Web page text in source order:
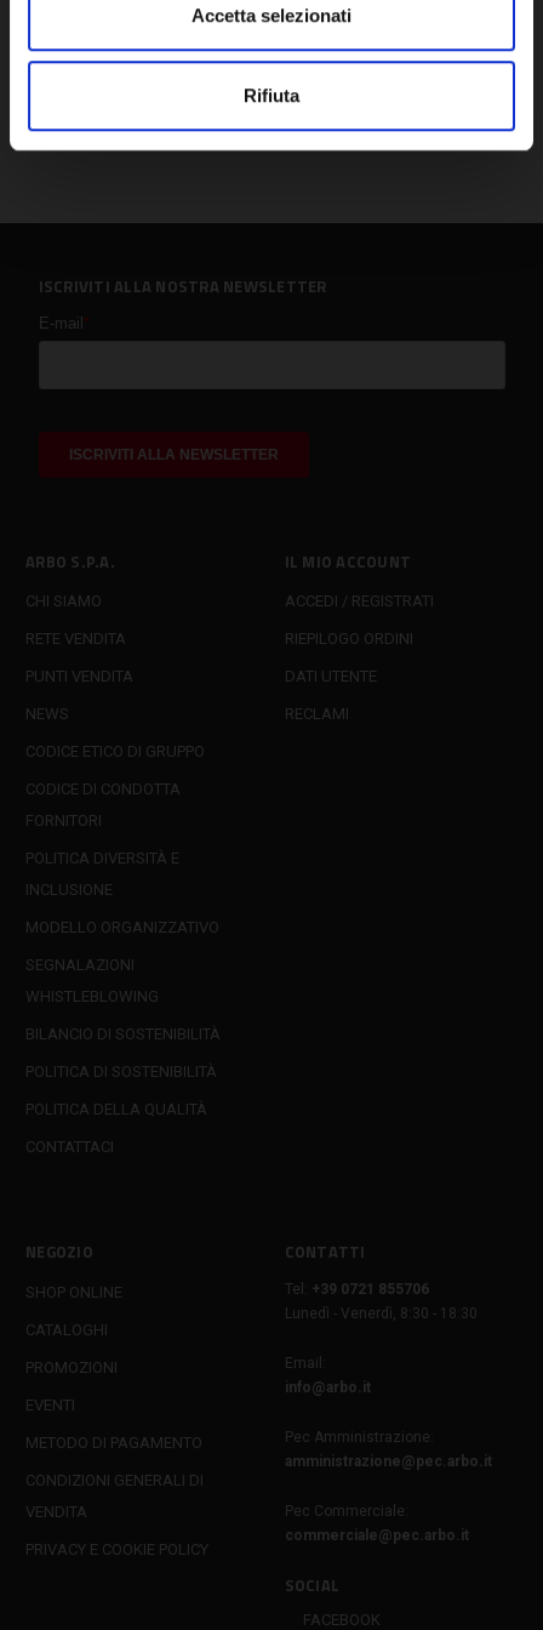
Accetta selezionati
Rifiuta
ARBO S.P.A.
CHI SIAMO
RETE VENDITA
PUNTI VENDITA
NEWS
CODICE ETICO DI GRUPPO
CODICE DI CONDOTTA
FORNITORI
POLITICA DIVERSITÀ E
INCLUSIONE
MODELLO ORGANIZZATIVO
SEGNALAZIONI
WHISTLEBLOWING
BILANCIO DI SOSTENIBILITÀ
POLITICA DI SOSTENIBILITÀ
POLITICA DELLA QUALITÀ
CONTATTACI
IL MIO ACCOUNT
ACCEDI / REGISTRATI
RIEPILOGO ORDINI
DATI UTENTE
RECLAMI
NEGOZIO
SHOP ONLINE
CATALOGHI
PROMOZIONI
EVENTI
METODO DI PAGAMENTO
CONDIZIONI GENERALI DI
VENDITA
PRIVACY E COOKIE POLICY
CONTATTI
Tel:
+39 0721 855706
Lunedì - Venerdì, 8:30 - 18:30
Email:
info@arbo.it
Pec Amministrazione:
amministrazione@pec.arbo.it
Pec Commerciale:
commerciale@pec.arbo.it
SOCIAL
FACEBOOK
ISCRIVITI ALLA NOSTRA NEWSLETTER